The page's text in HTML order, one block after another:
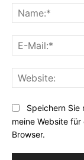
Speichern Sie
meine Website
Browser.